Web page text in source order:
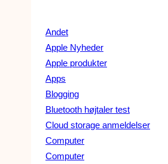
Andet
Apple Nyheder
Apple produkter
Apps
Blogging
Bluetooth højtaler test
Cloud storage anmeldelser
Computer
Computer